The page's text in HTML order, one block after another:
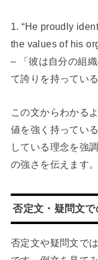
1. “He proudly
the values of his
– 「彼は自分の組
て誇りを持っている
この文からわかる
値を強く持ってい
している理念を強
の強さを伝えます。
否定文・疑問文
否定文や疑問文で